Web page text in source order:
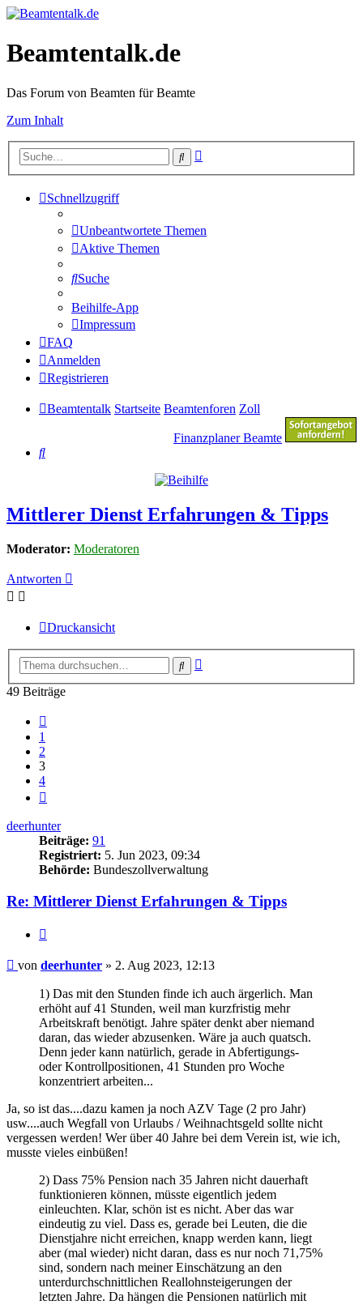
Beamtentalk.de
Das Forum von Beamten für Beamte
Zum Inhalt
Suche
Schnellzugriff
Unbeantwortete Themen
Aktive Themen
Suche
Beihilfe-App
Impressum
FAQ
Anmelden
Registrieren
Beamtentalk Startseite Beamtenforen Zoll
Finanzplaner Beamte
Suche
Mittlerer Dienst Erfahrungen & Tipps
Moderator: Moderatoren
Antworten
Druckansicht
Suche
49 Beiträge
1
2
3
4
deerhunter
Beiträge: 91
Registriert: 5. Jun 2023, 09:34
Behörde: Bundeszollverwaltung
Re: Mittlerer Dienst Erfahrungen & Tipps
Beitrag
von deerhunter » 2. Aug 2023, 12:13
1) Das mit den Stunden finde ich auch ärgerlich. Man
erhöht auf 41 Stunden, weil man kurzfristig mehr
Arbeitskraft benötigt. Jahre später denkt aber niemand
daran, das wieder abzusenken. Wäre ja auch quatsch.
Denn jeder kann natürlich, gerade in Abfertigungs-
oder Kontrollpositionen, 41 Stunden pro Woche
konzentriert arbeiten...
Ja, so ist das....dazu kamen ja noch AZV Tage (2 pro Jahr)
usw....auch Wegfall von Urlaubs / Weihnachtsgeld sollte nicht
vergessen werden! Wer über 40 Jahre bei dem Verein ist, wie ich,
musste vieles einbüßen!
2) Dass 75% Pension nach 35 Jahren nicht dauerhaft
funktionieren können, müsste eigentlich jedem
einleuchten. Klar, schön ist es nicht. Aber das war
eindeutig zu viel. Dass es, gerade bei Leuten, die die
Dienstjahre nicht erreichen, knapp werden kann, liegt
aber (mal wieder) nicht daran, dass es nur noch 71,75%
sind, sondern nach meiner Einschätzung an den
unterdurchschnittlichen Reallohnsteigerungen der
letzten Jahre. Da hängen die Pensionen natürlich mit